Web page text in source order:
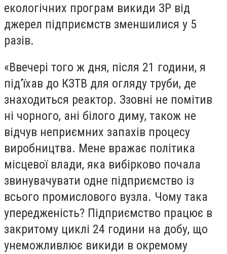
екологічних програм викиди ЗР від
джерел підприємств зменшилися у 5
разів.
«Ввечері того ж дня, після 21 години, я
під’їхав до КЗТВ для огляду труби, де
знаходиться реактор. Ззовні не помітив
ні чорного, ані білого диму, також не
відчув неприємних запахів процесу
виробництва. Мене вражає політика
місцевої влади, яка вибірково почала
звинувачувати одне підприємство із
всього промислового вузла. Чому така
упередженість? Підприємство працює в
закритому циклі 24 години на добу, що
унеможливлює викиди в окремому